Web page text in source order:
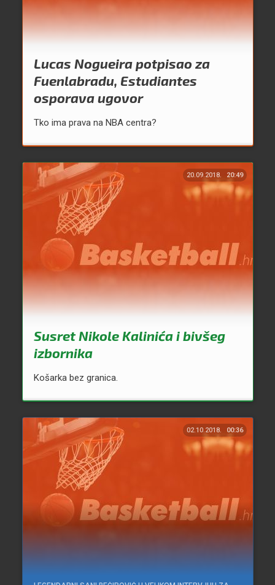
Lucas Nogueira potpisao za
Fuenlabradu, Estudiantes
osporava ugovor
Tko ima prava na NBA centra?
20.09.2018. 20:49
Susret Nikole Kalinića i bivšeg
izbornika
Košarka bez granica.
02.10.2018. 00:36